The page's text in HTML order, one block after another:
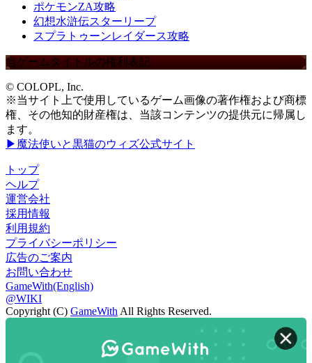
ポケモンZA攻略
幻想水滸伝スターリープ
スプラトゥーンレイダース攻略
当ゲームタイトルの権利表記
© COLOPL, Inc.
※当サイト上で使用しているゲーム画像の著作権および商標
権、その他知的財産権は、当該コンテンツの提供元に帰属し
ます。
▶魔法使いと黒猫のウィズ公式サイト
トップ
ヘルプ
運営会社
採用情報
利用規約
プライバシーポリシー
広告のご案内
お問い合わせ
GameWith(English)
@WIKI
Copyright (C) GameWith All Rights Reserved.